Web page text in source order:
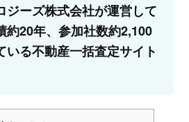
ジーズ株式会社が運営して
約20年、参加社数約2,100
いる不動産一括査定サイト